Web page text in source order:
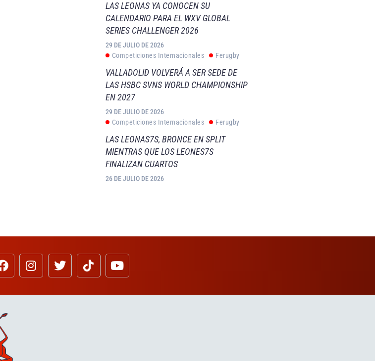
LAS LEONAS YA CONOCEN SU
CALENDARIO PARA EL WXV GLOBAL
SERIES CHALLENGER 2026
29 DE JULIO DE 2026
Competiciones Internacionales
Ferugby
VALLADOLID VOLVERÁ A SER SEDE DE
LAS HSBC SVNS WORLD CHAMPIONSHIP
EN 2027
29 DE JULIO DE 2026
Competiciones Internacionales
Ferugby
LAS LEONAS7S, BRONCE EN SPLIT
MIENTRAS QUE LOS LEONES7S
FINALIZAN CUARTOS
26 DE JULIO DE 2026